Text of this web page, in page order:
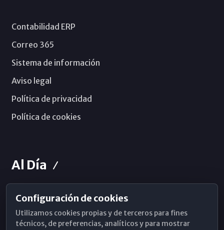
Contabilidad ERP
Correo 365
Sistema de información
Aviso legal
Política de privacidad
Política de cookies
Al Día
Horarios de Misa
Hemeroteca
Configuración de cookies
Utilizamos cookies propias y de terceros para fines
técnicos, de preferencias, analíticos y para mostrar